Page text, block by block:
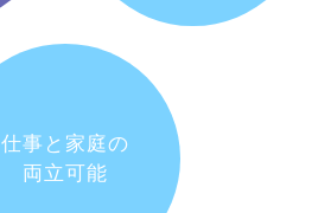
仕事と家庭の
両立可能